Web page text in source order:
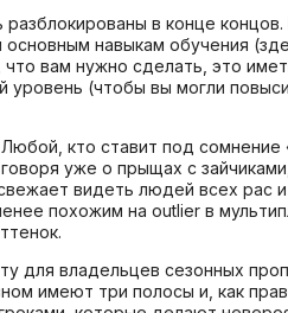
в конце концов.
навыкам обучения
вам нужно сделать, это
(чтобы вы могли
кто ставит под
уже о прыщах с
видеть людей всех рас
похожим на outlier в
для владельцев сезонных
имеют три полосы и, как